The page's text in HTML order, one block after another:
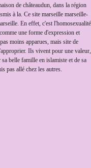
de châteaudun, dans la région
à la. Ce site marseille marseille-
En effet, c'est l'homosexualité
une forme d'expression et
moins apparues, mais site de
Ils vivent pour une valeur,
belle famille en islamiste et de sa
pas allé chez les autres.